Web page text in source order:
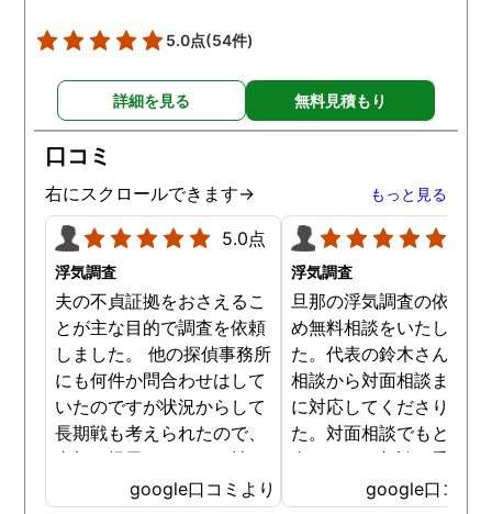
5.0点(54件)
詳細を見る 無料見積もり
口コミ
右にスクロールできます→ もっと見る
5.0点
浮気調査
夫の不貞証拠をおさえるこ
とが主な目的で調査を依頼
しました。 他の探偵事務所
にも何件か問合わせはして
いたのですが状況からして
長期戦も考えられたので、
金額を提示されそれが払え
ないとそもそも相談もでき
google口コミより
浮気調査
旦那の浮気調査の依頼の
め無料相談をいたしまし
た。代表の鈴木さんが電
相談から対面相談まです
に対応してくださりまし
た。対面相談でもとても
身になって相談に乗って
ださりすぐに契約といっ
google口コミ